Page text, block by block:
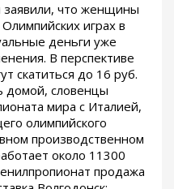
заявили, что женщины
играх в
деньги уже
В перспективе
скатиться до 16 руб.
домой, словенцы
мира с Италией,
олимпийского
производственном
около 11300
продажа